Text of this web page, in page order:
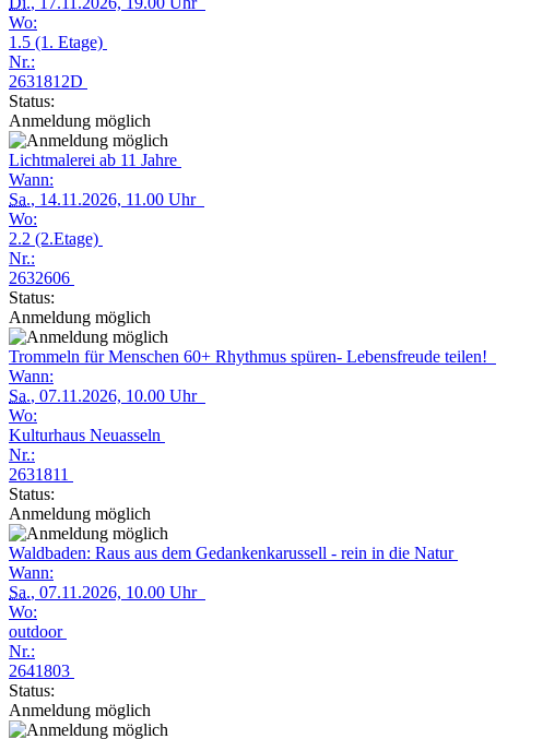
Wo:
1.5 (1. Etage)
Nr.:
2631812D
Status:
Anmeldung möglich
Lichtmalerei ab 11 Jahre
Wann:
Sa., 14.11.2026, 11.00 Uhr
Wo:
2.2 (2.Etage)
Nr.:
2632606
Status:
Anmeldung möglich
Trommeln für Menschen 60+ Rhythmus spüren- Lebensfreude teilen!
Wann:
Sa., 07.11.2026, 10.00 Uhr
Wo:
Kulturhaus Neuasseln
Nr.:
2631811
Status:
Anmeldung möglich
Waldbaden: Raus aus dem Gedankenkarussell - rein in die Natur
Wann:
Sa., 07.11.2026, 10.00 Uhr
Wo:
outdoor
Nr.:
2641803
Status:
Anmeldung möglich